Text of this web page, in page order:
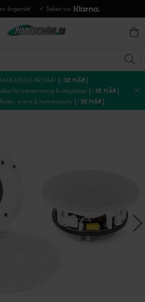
ångerrätt ✓ Säkert via
DEALS PÅGÅR! |› SE HÄR|
för uteservering & uteplatser |› SE HÄR|
event & hemmaparty |› SE HÄR|